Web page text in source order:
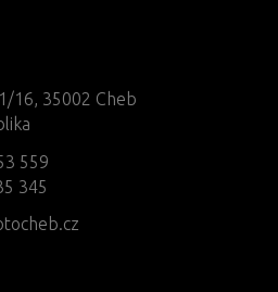
16, 35002 Cheb
559
345